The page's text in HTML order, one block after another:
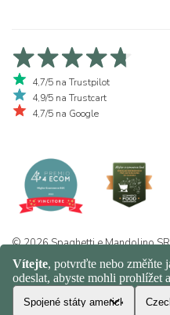
4,7/5 na Trustpilot
4,9/5 na Trustcart
4,7/5 na Google
© 2026 Spaghetti e Mandolino
+39 351 865 9444 | P.I.
016.380-0110744.2026.001 |
údajů a politika cookies|Sitemap